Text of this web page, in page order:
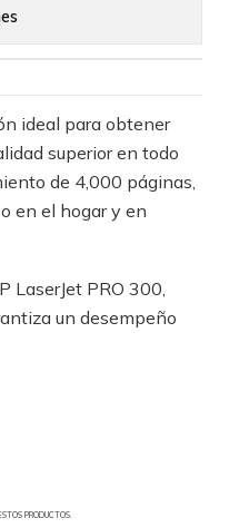
ideal para obtener
superior en todo
de 4,000 páginas,
en el hogar y en
LaserJet PRO 300,
un desempeño
PRODUCTOS.